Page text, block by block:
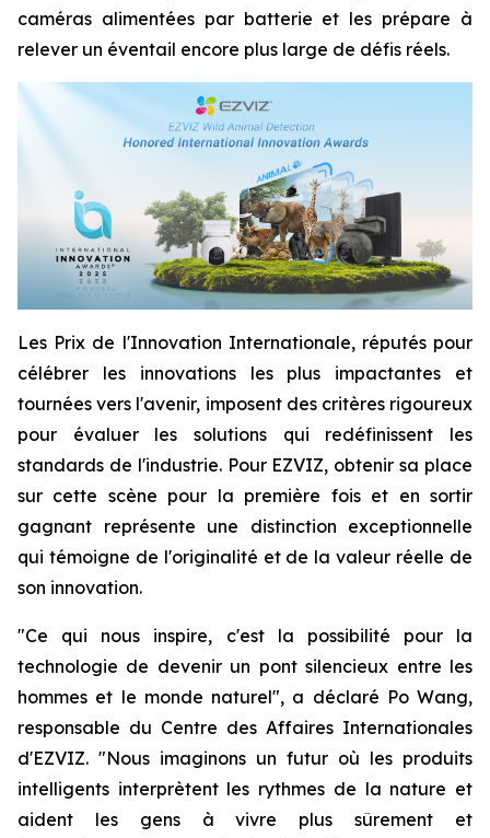
caméras alimentées par batterie et les prépare à
relever un éventail encore plus large de défis réels.
Les Prix de l'Innovation Internationale, réputés pour
célébrer les innovations les plus impactantes et
tournées vers l'avenir, imposent des critères rigoureux
pour évaluer les solutions qui redéfinissent les
standards de l'industrie. Pour EZVIZ, obtenir sa place
sur cette scène pour la première fois et en sortir
gagnant représente une distinction exceptionnelle
qui témoigne de l'originalité et de la valeur réelle de
son innovation.
"Ce qui nous inspire, c'est la possibilité pour la
technologie de devenir un pont silencieux entre les
hommes et le monde naturel", a déclaré Po Wang,
responsable du Centre des Affaires Internationales
d'EZVIZ. "Nous imaginons un futur où les produits
intelligents interprètent les rythmes de la nature et
aident les gens à vivre plus sûrement et